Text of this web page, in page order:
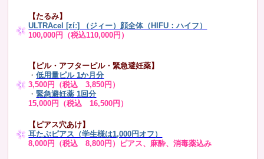
【たるみ】
ULTRAcel [zíː] （ジィー）顔全体（HIFU：ハイフ）
100,000円（税込110,000円）
【ピル・アフターピル・緊急避妊薬】
・低用量ピル 1か月分
3,500円（税込 3,850円）
・緊急避妊薬 1回分
15,000円（税込 16,500円）
【ピアス穴あけ】
耳たぶピアス（学生様は1,000円オフ）
8,000円（税込 8,800円）ピアス、麻酔、消毒薬込み